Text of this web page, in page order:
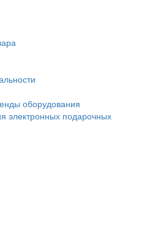
оборудования
электронных подарочных